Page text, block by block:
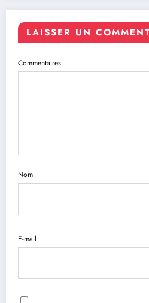
LAISSER UN
Commentaires
Nom
E-mail